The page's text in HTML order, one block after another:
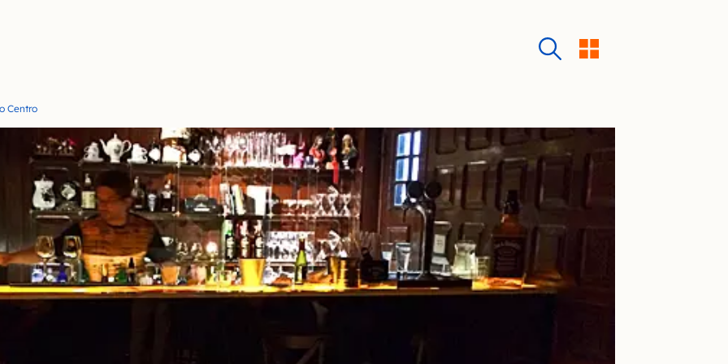
Centro